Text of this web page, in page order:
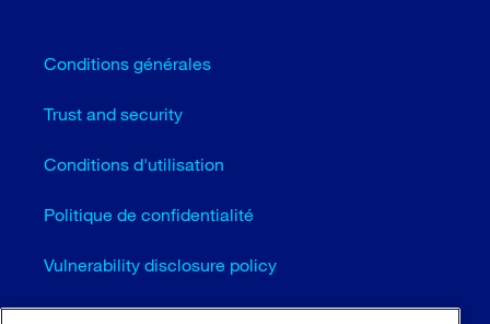
Conditions générales
Trust and security
Conditions d'utilisation
Politique de confidentialité
Vulnerability disclosure policy
Cookie settings (EN)